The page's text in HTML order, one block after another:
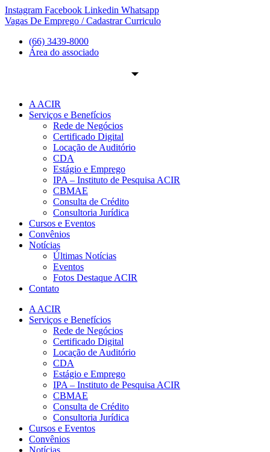
Ir
para
conteúdo
Instagram Facebook Linkedin Whatsapp
Vagas De Emprego / Cadastrar Curriculo
(66) 3439-8000
Área do associado
A ACIR
Serviços e Benefícios
Rede de Negócios
Certificado Digital
Locação de Auditório
CDA
Estágio e Emprego
IPA – Instituto de Pesquisa ACIR
CBMAE
Consulta de Crédito
Consultoria Jurídica
Cursos e Eventos
Convênios
Notícias
Últimas Notícias
Eventos
Fotos Destaque ACIR
Contato
A ACIR
Serviços e Benefícios
Rede de Negócios
Certificado Digital
Locação de Auditório
CDA
Estágio e Emprego
IPA – Instituto de Pesquisa ACIR
CBMAE
Consulta de Crédito
Consultoria Jurídica
Cursos e Eventos
Convênios
Notícias